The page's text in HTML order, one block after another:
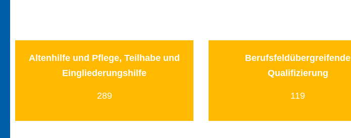
Altenhilfe und Pflege, Teilhabe und
Eingliederungshilfe
289
Berufsfeldübergreifende
Qualifizierung
119